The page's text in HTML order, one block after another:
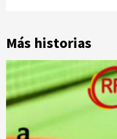
Más historias